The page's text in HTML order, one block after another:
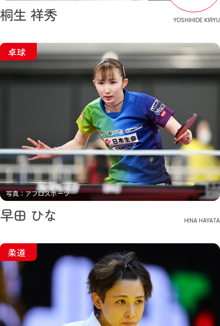
桐生 祥秀 YOSHIHIDE KIRYU
卓球
写真：アフロスポーツ
早田 ひな HINA HAYATA
柔道